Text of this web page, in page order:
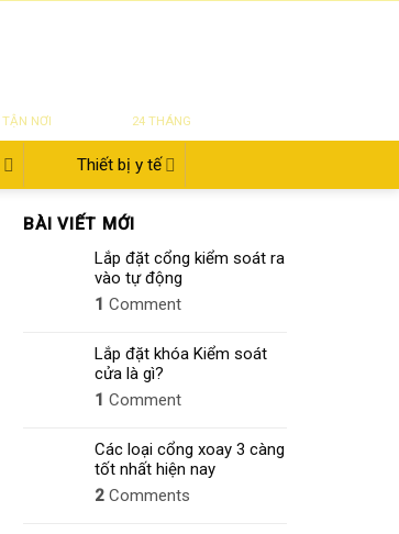
TẬN NƠI
24 THÁNG
Thiết bị y tế
BÀI VIẾT MỚI
Lắp đặt cổng kiểm soát ra
vào tự động
1 Comment
Lắp đặt khóa Kiểm soát
cửa là gì?
1 Comment
Các loại cổng xoay 3 càng
tốt nhất hiện nay
2 Comments